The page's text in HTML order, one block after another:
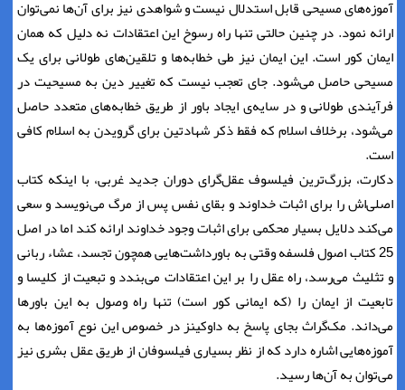
آموزه‌های مسیحی قابل استدلال نیست و شواهدی نیز برای آن‌ها نمی‌توان
ارائه نمود. در چنین حالتی تنها راه رسوخ این اعتقادات نه دلیل که همان
ایمان کور است. این ایمان نیز طی خطابه‌ها و تلقین‌های طولانی برای یک
مسیحی حاصل می‌شود. جای تعجب نیست که تغییر دین به مسیحیت در
فرآیندی طولانی و در سایه‌ی ایجاد باور از طریق خطابه‌های متعدد حاصل
می‌شود، برخلاف اسلام که فقط ذکر شهادتین برای گرویدن به اسلام کافی
است.
دکارت، بزرگ‌ترین فیلسوف عقل‌گرای دوران جدید غربی، با اینکه کتاب
اصلی‌اش را برای اثبات خداوند و بقای نفس پس از مرگ می‌نویسد و سعی
می‌کند دلایل بسیار محکمی برای اثبات وجود خداوند ارائه کند اما در اصل
25 کتاب اصول فلسفه وقتی به باورداشت‌هایی همچون تجسد، عشاء ربانی
و تثلیث می‌رسد، راه عقل را بر این اعتقادات می‌بندد و تبعیت از کلیسا و
تابعیت از ایمان را (که ایمانی کور است) تنها راه وصول به این باورها
می‌داند. مک‌گراث بجای پاسخ به داوکینز در خصوص این نوع آموزه‌ها به
آموزه‌هایی اشاره دارد که از نظر بسیاری فیلسوفان از طریق عقل بشری نیز
می‌توان به آن‌ها رسید.